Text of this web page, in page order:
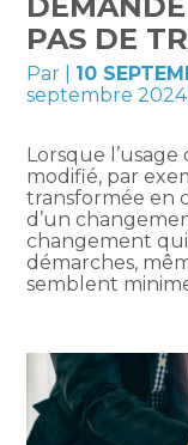
DEMANDE
PAS DE
Par 10
septembre
Lorsque
modifié, par
transformée en
d’un
changement
démarches,
semblent